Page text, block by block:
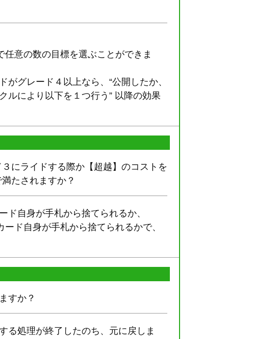
意の数の目標を選ぶことができま
グレード４以上なら、“公開したか、
ルにより以下を１つ行う” 以降の効果
にライドする際か【超越】のコストを
たされますか？
ド自身が手札から捨てられるか、
ド自身が手札から捨てられるかで、
すか？
る処理が終了したのち、元に戻しま